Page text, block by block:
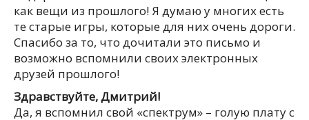
как вещи из прошлого! Я думаю у многих есть
те старые игры, которые для них очень дороги.
Спасибо за то, что дочитали это письмо и
возможно вспомнили своих электронных
друзей прошлого!
Здравствуйте, Дмитрий!
Да, я вспомнил свой «спектрум» – голую плату с